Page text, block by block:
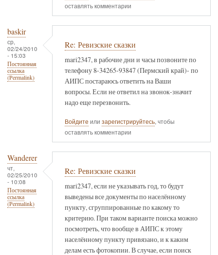
оставлять комментарии
baskir
ср,
02/24/2010
- 15:03
Постоянная
ссылка
(Permalink)
Re: Ревизские сказки
mari2347, в рабочие дни и часы позвоните по
телефону 8-34265-93847 (Пермский край)- по
АИПС постараюсь ответить на Ваши
вопросы. Если не ответил на звонок-значит
надо еще перезвонить.
Войдите или зарегистрируйтесь, чтобы
оставлять комментарии
Wanderer
чт,
02/25/2010
- 10:08
Постоянная
ссылка
(Permalink)
Re: Ревизские сказки
mari2347, если не указывать год, то будут
выведены все документы по населённому
пункту, сгруппированные по какому то
критерию. При таком варианте поиска можно
посмотреть, что вообще в АИПС к этому
населённому пункту привязано, и к каким
делам есть фотокопии. В случае, если поиск